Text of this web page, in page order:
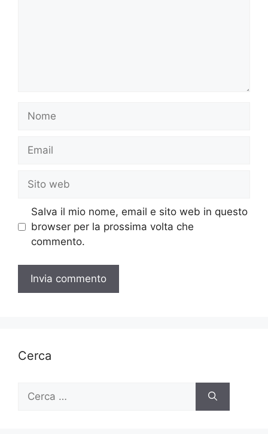
Nome
Email
Sito
web
Salva il mio nome, email e sito web in questo
browser per la prossima volta che
commento.
Cerca
per: